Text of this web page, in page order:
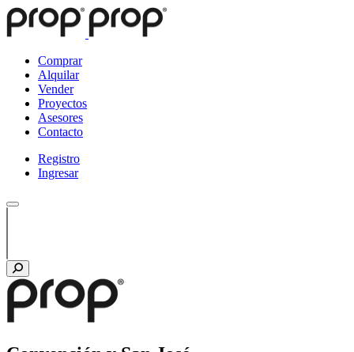
Comprar
Alquilar
Vender
Proyectos
Asesores
Contacto
Registro
Ingresar